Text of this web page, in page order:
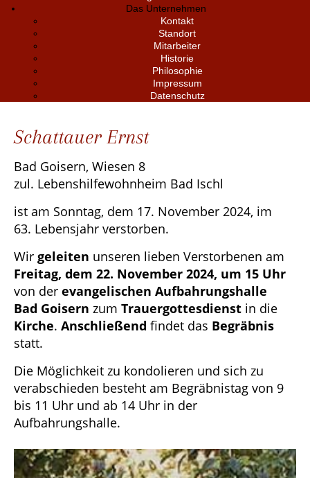
Das Unternehmen
Kontakt
Standort
Mitarbeiter
Historie
Philosophie
Impressum
Datenschutz
Schattauer Ernst
Bad Goisern, Wiesen 8
zul. Lebenshilfewohnheim Bad Ischl
ist am Sonntag, dem 17. November 2024, im
63. Lebensjahr verstorben.
Wir geleiten unseren lieben Verstorbenen am
Freitag, dem 22. November 2024, um 15 Uhr
von der evangelischen Aufbahrungshalle
Bad Goisern zum Trauergottesdienst in die
Kirche. Anschließend findet das Begräbnis
statt.
Die Möglichkeit zu kondolieren und sich zu
verabschieden besteht am Begräbnistag von 9
bis 11 Uhr und ab 14 Uhr in der
Aufbahrungshalle.